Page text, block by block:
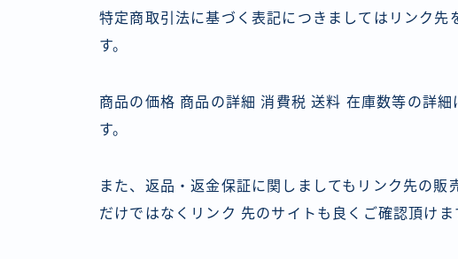
特定商取引法に基づく表記につきましてはリンク先
す。
商品の価格 商品の詳細 消費税 送料 在庫数等の詳
す。
また、返品・返金保証に関しましてもリンク先の販
だけではなくリンク 先のサイトも良くご確認頂けま